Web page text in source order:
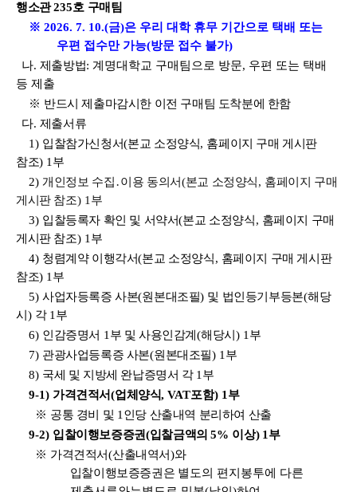
행소관 235호 구매팀
※ 2026. 7. 10.(금)은 우리 대학 휴무 기간으로 택배 또는
우편 접수만 가능(방문 접수 불가)
나. 제출방법: 계명대학교 구매팀으로 방문, 우편 또는 택배
등 제출
※ 반드시 제출마감시한 이전 구매팀 도착분에 한함
다. 제출서류
1) 입찰참가신청서(본교 소정양식, 홈페이지 구매 게시판
참조) 1부
2) 개인정보 수집․이용 동의서(본교 소정양식, 홈페이지 구매
게시판 참조) 1부
3) 입찰등록자 확인 및 서약서(본교 소정양식, 홈페이지 구매
게시판 참조) 1부
4) 청렴계약 이행각서(본교 소정양식, 홈페이지 구매 게시판
참조) 1부
5) 사업자등록증 사본(원본대조필) 및 법인등기부등본(해당
시 ) 각 1부
6) 인감증명서 1부 및 사용인감계(해당시 ) 1부
7) 관광사업등록증 사본(원본대조필) 1부
8) 국세 및 지방세 완납증명서 각 1부
9-1) 가격견적서(업체양식, VAT포함) 1부
※ 공통 경비 및 1인당 산출내역 분리하여 산출
9-2) 입찰이행보증증권(입찰금액의 5% 이상) 1부
※ 가격견적서(산출내역서)와
입찰이행보증증권은 별도의 편지봉투에 다른